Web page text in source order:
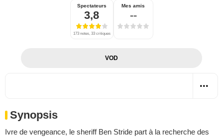
Spectateurs
3,8
173 notes, 33 critiques
Mes amis
--
VOD
Synopsis
Ivre de vengeance, le sheriff Ben Stride part à la recherche des